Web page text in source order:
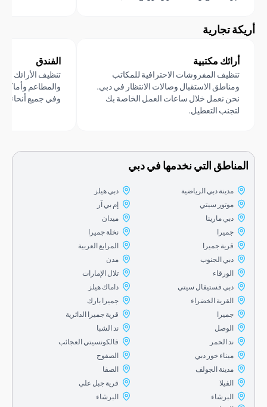
تجارية
مكتبية
المفروشات الاحترافية للمكاتب
الاستقبال وصالات الانتظار في دبي.
نعمل خلال ساعات العمل الخاصة بك
التعطيل.
تنظيف الأرائك والكراسي
والمطاعم وأماكن
وفي جميع أنحاء الإمارات
التي نخدمها في دبي
مدينة دبي الرياضية
موتور سيتي
دبي مارينا
قرية جميرا
دبي الجنوب
دبي فستيفال سيتي
القرية الخضراء
ند الحمر
ميناء خور دبي
مدينة الجولف
البرشاء
دبي هيلز
نخلة جميرا
المرابع العربية
تلال الإمارات
داماك هيلز
جميرا بارك
قرية جميرا الدائرية
فالكونسيتي العجائب
قرية جبل علي
البرشاء